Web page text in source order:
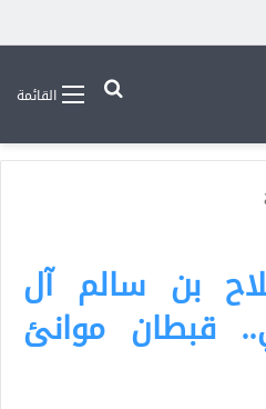
القائمةبحث عن
بن سالم آل
قبطان موانئ